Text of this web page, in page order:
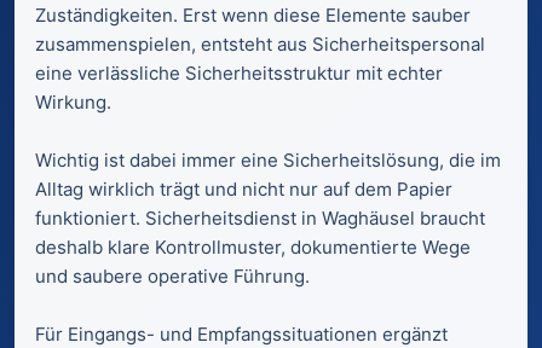
Zuständigkeiten. Erst wenn diese Elemente sauber
zusammenspielen, entsteht aus Sicherheitspersonal
eine verlässliche Sicherheitsstruktur mit echter
Wirkung.
Wichtig ist dabei immer eine Sicherheitslösung, die im
Alltag wirklich trägt und nicht nur auf dem Papier
funktioniert. Sicherheitsdienst in Waghäusel braucht
deshalb klare Kontrollmuster, dokumentierte Wege
und saubere operative Führung.
Für Eingangs- und Empfangssituationen ergänzt